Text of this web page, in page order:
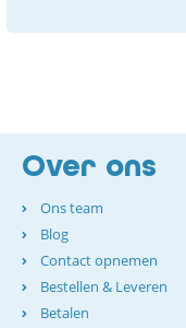
Over ons
Ons team
Blog
Contact opnemen
Bestellen & Leveren
Betalen